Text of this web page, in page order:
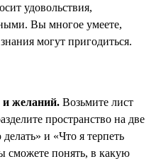
удовольствия,
Вы многое умеете,
могут пригодиться.
и желаний. Возьмите лист
пространство на две
и «Что я терпеть
сможете понять, в какую